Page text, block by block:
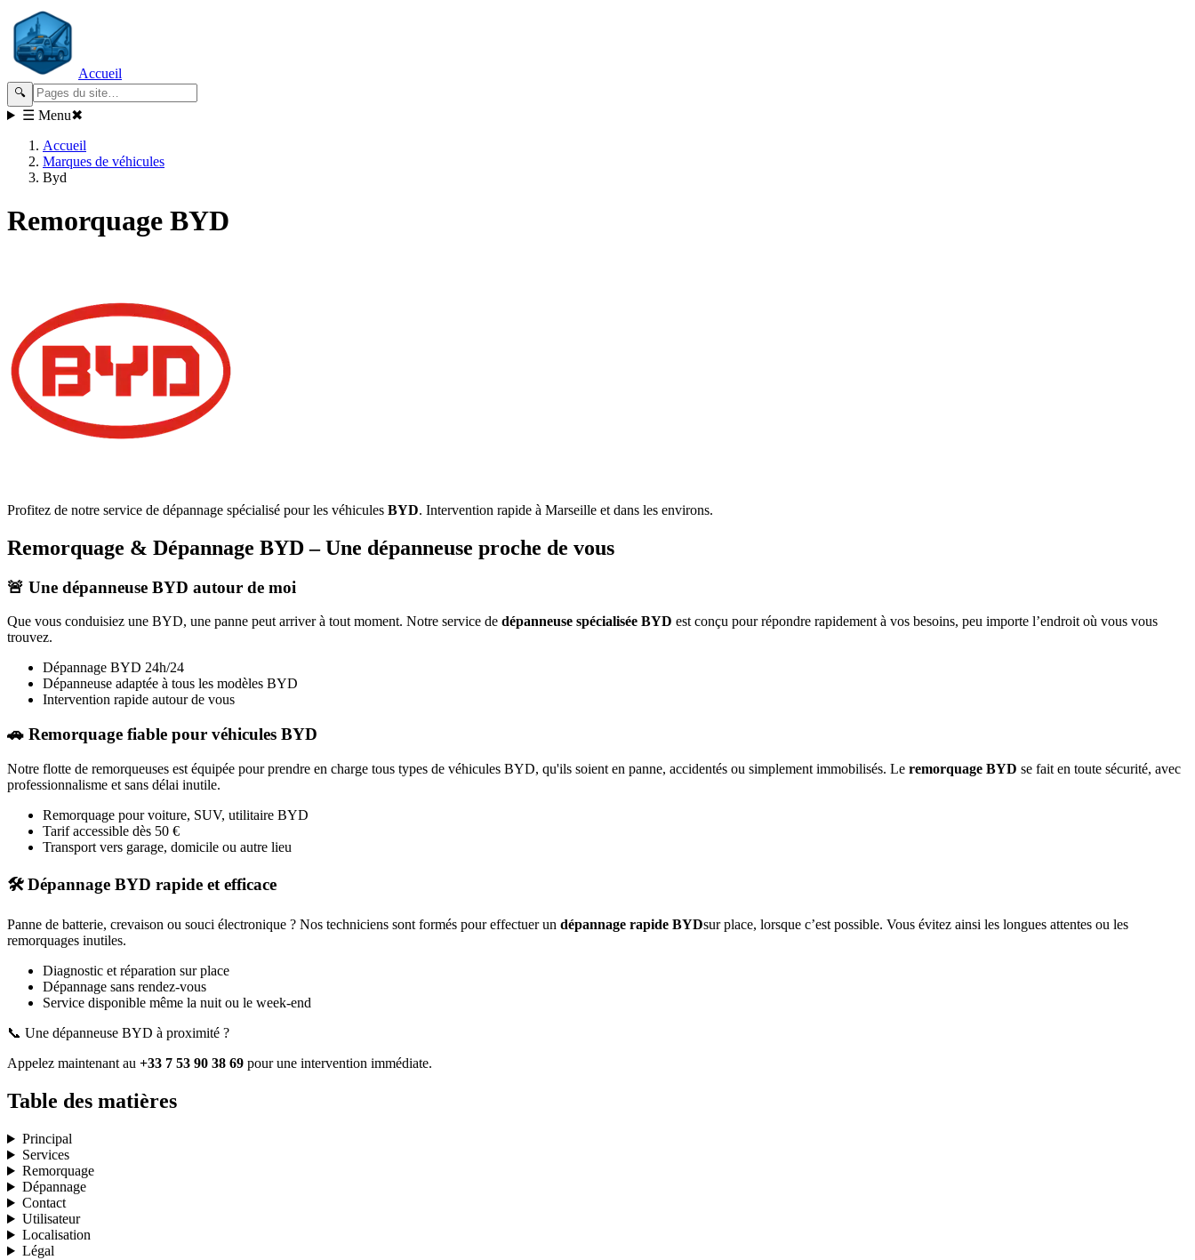
Accueil
🔍
☰ Menu✖
Accueil
Marques de véhicules
Byd
Remorquage BYD
Profitez de notre service de dépannage spécialisé pour les véhicules BYD. Intervention rapide à Marseille et dans les environs.
Remorquage & Dépannage BYD– Une dépanneuse proche de vous
🚨 Une dépanneuse BYD autour de moi
Que vous conduisiez une BYD, une panne peut arriver à tout moment. Notre service de dépanneuse spécialisée BYD est conçu pour répondre rapidement à vos besoins, peu importe l’endroit où vous vous
trouvez.
Dépannage BYD 24h/24
Dépanneuse adaptée à tous les modèles BYD
Intervention rapide autour de vous
🚗 Remorquage fiable pour véhicules BYD
Notre flotte de remorqueuses est équipée pour prendre en charge tous types de véhicules BYD, qu'ils soient en panne, accidentés ou simplement immobilisés. Le remorquage BYD se fait en toute sécurité, avec
professionnalisme et sans délai inutile.
Remorquage pour voiture, SUV, utilitaire BYD
Tarif accessible dès 50 €
Transport vers garage, domicile ou autre lieu
🛠️ Dépannage BYD rapide et efficace
Panne de batterie, crevaison ou souci électronique ? Nos techniciens sont formés pour effectuer un dépannage rapide BYDsur place, lorsque c’est possible. Vous évitez ainsi les longues attentes ou les
remorquages inutiles.
Diagnostic et réparation sur place
Dépannage sans rendez-vous
Service disponible même la nuit ou le week-end
📞 Une dépanneuse BYD à proximité ?
Appelez maintenant au +33 7 53 90 38 69 pour une intervention immédiate.
Table des matières
Principal
Services
Remorquage
Dépannage
Contact
Utilisateur
Localisation
Légal